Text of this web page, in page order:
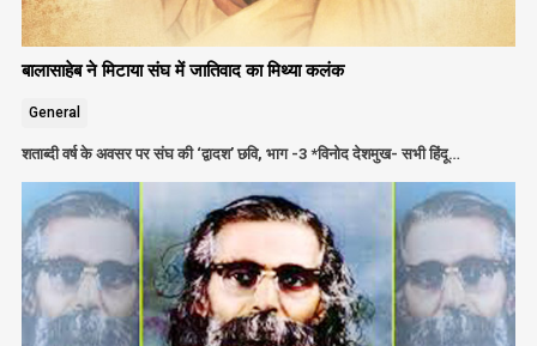
बालासाहेब ने मिटाया संघ में जातिवाद का मिथ्या कलंक
General
शताब्दी वर्ष के अवसर पर संघ की ‘द्वादश’ छवि, भाग -3 *विनोद देशमुख- सभी हिंदू…